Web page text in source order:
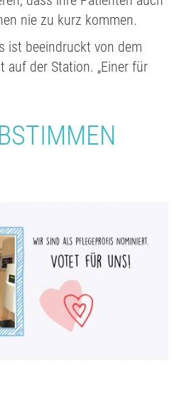
nie zu kurz kommen.
ist beeindruckt von dem
auf der Station. „Einer für